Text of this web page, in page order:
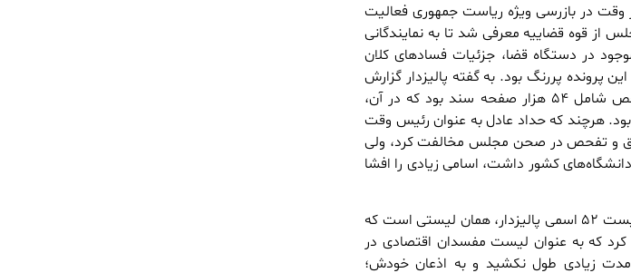
وقت در بازرسی ویژه ریاست جمهوری فعالیت
قوه قضاییه معرفی شد تا به نمایندگانی
در دستگاه قضا، جزئیات فساد‌های کلان
پرونده پررنگ بود. به گفته پالیزدار گزارش
تهیه‌شده توسط او و نمایندگان عضو هیات تحقیق و تفحص شامل ۵۴ هزار صفحه سند بود که در آن،
هرچند که حداد عادل به عنوان رئیس وقت
و تفحص در صحن مجلس مخالفت کرد، ولی
دانشگاه‌های کشور داشت، اسامی زیادی را افشا
برخی از تحلیل‌گران سیاسی بر این عقیده‌اند که فهرست لیست ۵۲ اسمی پالیزدار، همان لیستی است که
کرد که به عنوان لیست مفسدان اقتصادی در
مدت زیادی طول نکشید و به اذعان خودش؛